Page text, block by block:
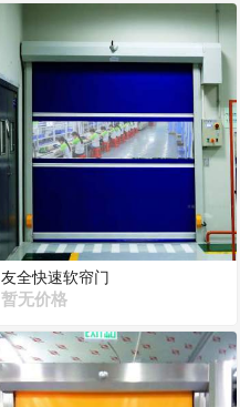
友全快速软帘门
暂无价格